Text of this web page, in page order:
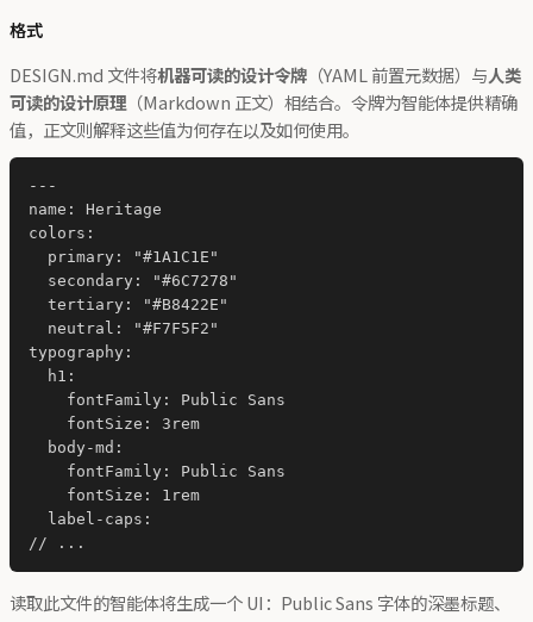
格式
DESIGN.md 文件将机器可读的设计令牌 （YAML 前置元数据）与人类
可读的设计原理 （Markdown 正文）相结合。令牌为智能体提供精确
值，正文则解释这些值为何存在以及如何使用。
---
name: Heritage
colors:
  primary: "#1A1C1E"
  secondary: "#6C7278"
  tertiary: "#B8422E"
  neutral: "#F7F5F2"
typography:
  h1:
    fontFamily: Public Sans
    fontSize: 3rem
  body-md:
    fontFamily: Public Sans
    fontSize: 1rem
  label-caps:
读取此文件的智能体将生成一个 UI：Public Sans 字体的深墨标题、